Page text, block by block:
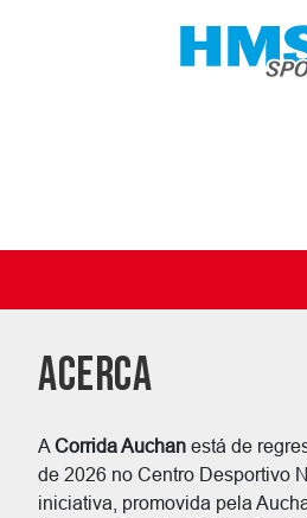
ACERCA
ACorrida Auchanestá de
de 2026 no Centro Desportivo
iniciativa, promovida pela